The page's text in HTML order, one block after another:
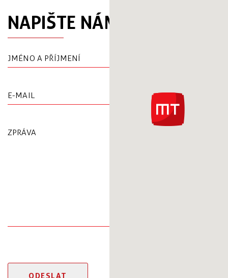
NAPIŠTE NÁM
JMÉNO A PŘÍJMENÍ
E-MAIL
ZPRÁVA